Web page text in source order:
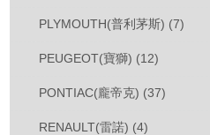
PLYMOUTH(普利茅斯) (7)
PEUGEOT(寶獅) (12)
PONTIAC(龐帝克) (37)
RENAULT(雷諾) (4)